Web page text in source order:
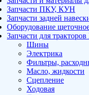
Запчасти ПКУ, КУН
Запчасти задней
Оборудование
Запчасти для
Шины
Электрика
Фильтры,
Масло, жидкости
Сцепление
Ходовая